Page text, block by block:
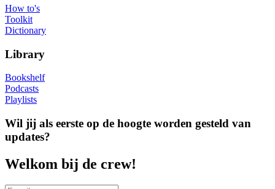
How to's
Toolkit
Dictionary
Library
Bookshelf
Podcasts
Playlists
Wil jij als eerste op de hoogte worden gesteld van
updates?
Welkom bij de crew!